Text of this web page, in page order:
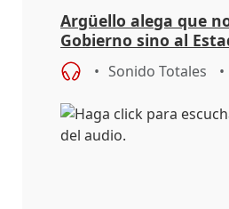
Argüello alega que
Gobierno sino al
incluidos ciudadanos
Sonido Totales